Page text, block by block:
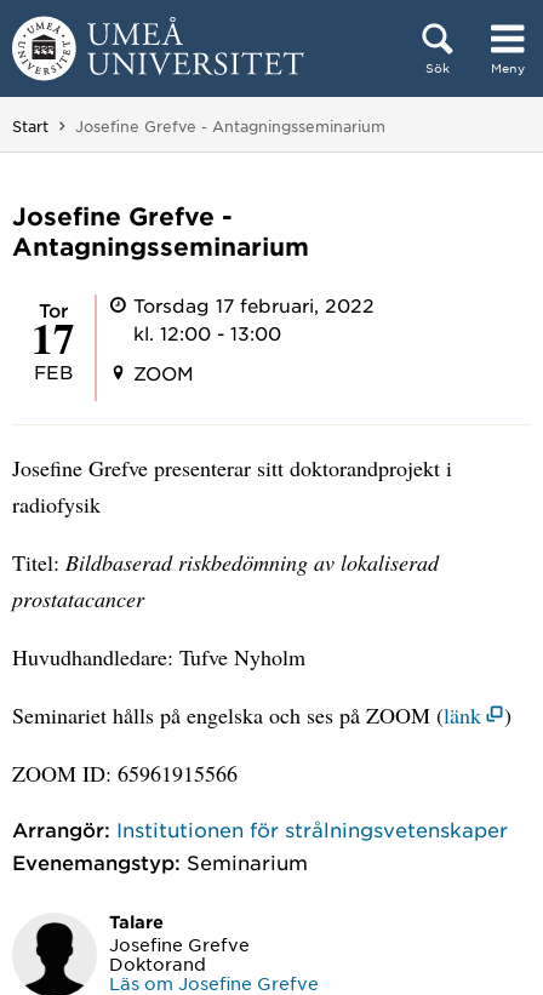
Hoppa direkt till innehållet
Sök Meny
Huvudmenyn dold.
Start Du är här:
Josefine Grefve - Antagningsseminarium
Josefine Grefve -
Antagningsseminarium
tor
17
FEB
Torsdag 17 februari, 2022
kl. 12:00 - 13:00
ZOOM
Josefine Grefve presenterar sitt doktorandprojekt i
radiofysik
Titel: Bildbaserad riskbedömning av lokaliserad
prostatacancer
Huvudhandledare: Tufve Nyholm
Seminariet hålls på engelska och ses på ZOOM (länk
)
ZOOM ID: 65961915566
Arrangör: Institutionen för strålningsvetenskaper
Evenemangstyp: Seminarium
Talare
Josefine Grefve
Doktorand
Läs om Josefine Grefve